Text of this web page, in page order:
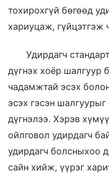
тохирохгүй бөгөөд
хариуцаж, гүйцэтгэж
Удирдагч
дүгнэх хоёр шалгуур
чадамжтай эсэх
эсэх гэсэн шалгуурыг
дүгнэлээ. Хэрэв
ойлговол удирдагч
удирдагч болсныхоо
сайн хийж, үүрэг